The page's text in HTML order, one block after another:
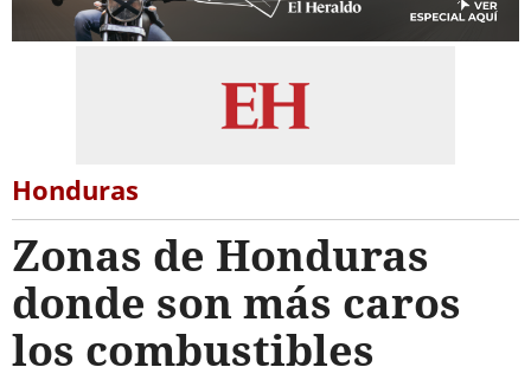
Honduras
Zonas de Honduras
donde son más caros
los combustibles